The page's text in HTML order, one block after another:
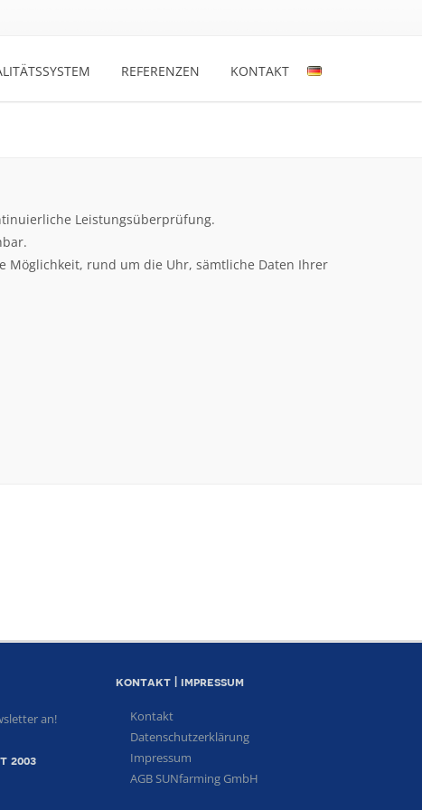
REFERENZEN KONTAKT
Leistungsüberprüfung.
Möglichkeit, rund um die Uhr, sämtliche Daten Ihrer
an!
2003
kontakt | impressum
Kontakt
Datenschutzerklärung
Impressum
AGB SUNfarming GmbH